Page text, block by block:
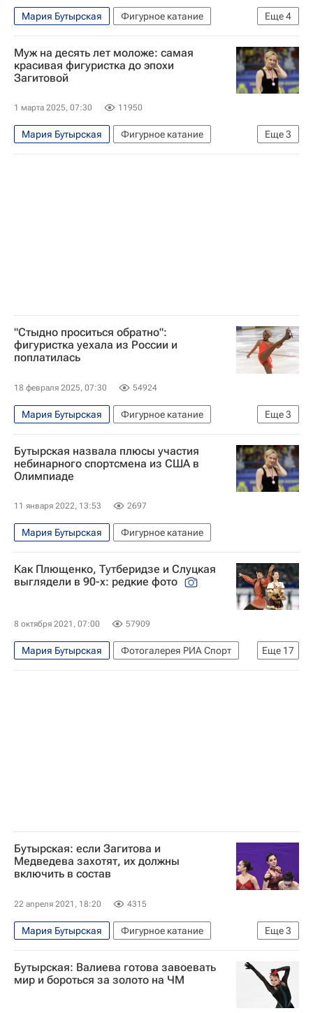
Еще4
Мария Бутырская
Фигурное катание
Спорт
Аделия Петросян
Этери Тутберидзе
Зимние Олимпийские игры 2026
Муж на десять лет моложе: самая
красивая фигуристка до эпохи
Загитовой
1 марта 2025, 07:30 11950
Еще3
Мария Бутырская
Фигурное катание
Ирина Слуцкая
Владимир Ковалев
"Стыдно проситься обратно":
фигуристка уехала из России и
поплатилась
18 февраля 2025, 07:30 54924
Еще3
Мария Бутырская
Фигурное катание
Виктория Волчкова
Ирина Слуцкая
Авторы РИА Новости Спорт
Бутырская назвала плюсы участия
небинарного спортсмена из США в
Олимпиаде
11 января 2022, 13:53 2697
Мария Бутырская Фигурное катание
Как Плющенко, Тутберидзе и Слуцкая
выглядели в 90-х: редкие фото
8 октября 2021, 07:00 57909
Еще 17
Мария Бутырская
Фотогалерея РИА Спорт
Евгений Плющенко
Татьяна Навка
Фигурное катание
Бутырская: если Загитова и
Медведева захотят, их должны
включить в состав
22 апреля 2021, 18:20 4315
Еще3
Мария Бутырская
Фигурное катание
Евгения Медведева
Сборная России по фигурному катанию
Бутырская: Валиева готова завоевать
мир и бороться за золото на ЧМ